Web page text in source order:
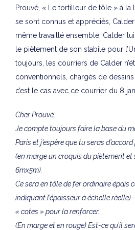
Prouvé, « Le tortilleur de tôle » à la
se sont connus et appréciés,
même travaillé ensemble, Calder
le piètement de son stabile pour
toujours, les courriers de Calder
conventionnels, chargés de
c’est le cas avec ce courrier du 8
Cher Prouvé,
Je compte toujours faire la base du
Paris et j’espère que tu seras d’accord
(en marge un croquis du piètement
6mx5m).
Ce sera en tôle de fer ordinaire épais
indiquant l’épaisseur à échelle réelle)
« cotes » pour la renforcer.
(En marge et en rouge) Est-ce qu’il